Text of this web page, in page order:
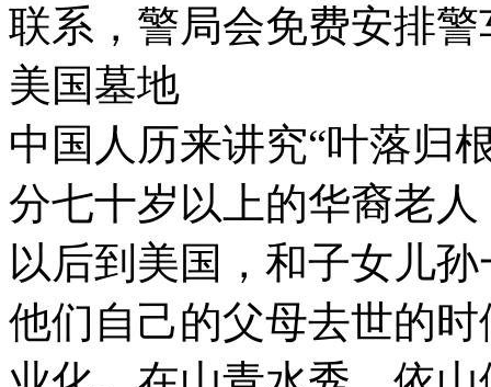
联系，警局会免费安排
美国墓地
中国人历来讲究“叶落归
分七十岁以上的华裔老
以后到美国，和子女儿
他们自己的父母去世的